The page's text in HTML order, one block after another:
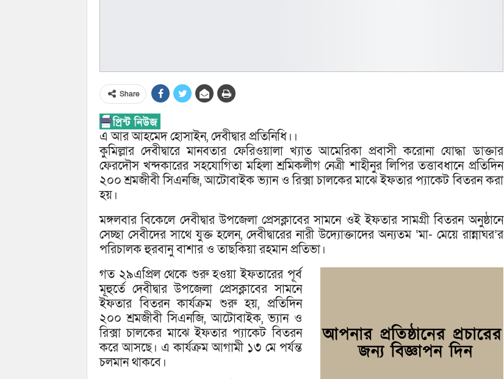
Share
এ আর আহমেদ হোসাইন, দেবীদ্বার প্রতিনিধি।।
কুমিল্লার দেবীদ্বারে মানবতার ফেরিওয়ালা খ্যাত আমেরিকা প্রবাসী করোনা যোদ্ধা ডাক্তার
ফেরদৌস খন্দকারের সহযোগিতা মহিলা শ্রমিকলীগ নেত্রী শাহীনুর লিপির তত্তাবধানে প্রতিদিন
২০০ শ্রমজীবী সিএনজি, আটোবাইক ভ্যান ও রিক্সা চালকের মাঝে ইফতার প্যাকেট বিতরন করা
হয়।
মঙ্গলবার বিকেলে দেবীদ্বার উপজেলা প্রেসক্লাবের সামনে ওই ইফতার সামগ্রী বিতরন অনুষ্ঠানে
সেচ্ছা সেবীদের সাথে যুক্ত হলেন, দেবীদ্বারের নারী উদ্যোক্তাদের অন্যতম ‘মা- মেয়ে রান্নাঘর’র
পরিচালক হুরবানু বাশার ও তাছকিয়া রহমান প্রতিভা।
গত ২৯এপ্রিল থেকে শুরু হওয়া ইফতারের পূর্ব
মূহুর্তে দেবীদ্বার উপজেলা প্রেসক্লাবের সামনে
ইফতার বিতরন কার্যক্রম শুরু হয়, প্রতিদিন
২০০ শ্রমজীবী সিএনজি, আটোবাইক, ভ্যান ও
রিক্সা চালকের মাঝে ইফতার প্যাকেট বিতরন
করে আসছে। এ কার্যক্রম আগামী ১৩ মে পর্যন্ত
চলমান থাকবে।